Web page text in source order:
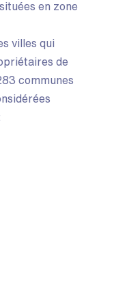
en zone
villes qui
de
communes